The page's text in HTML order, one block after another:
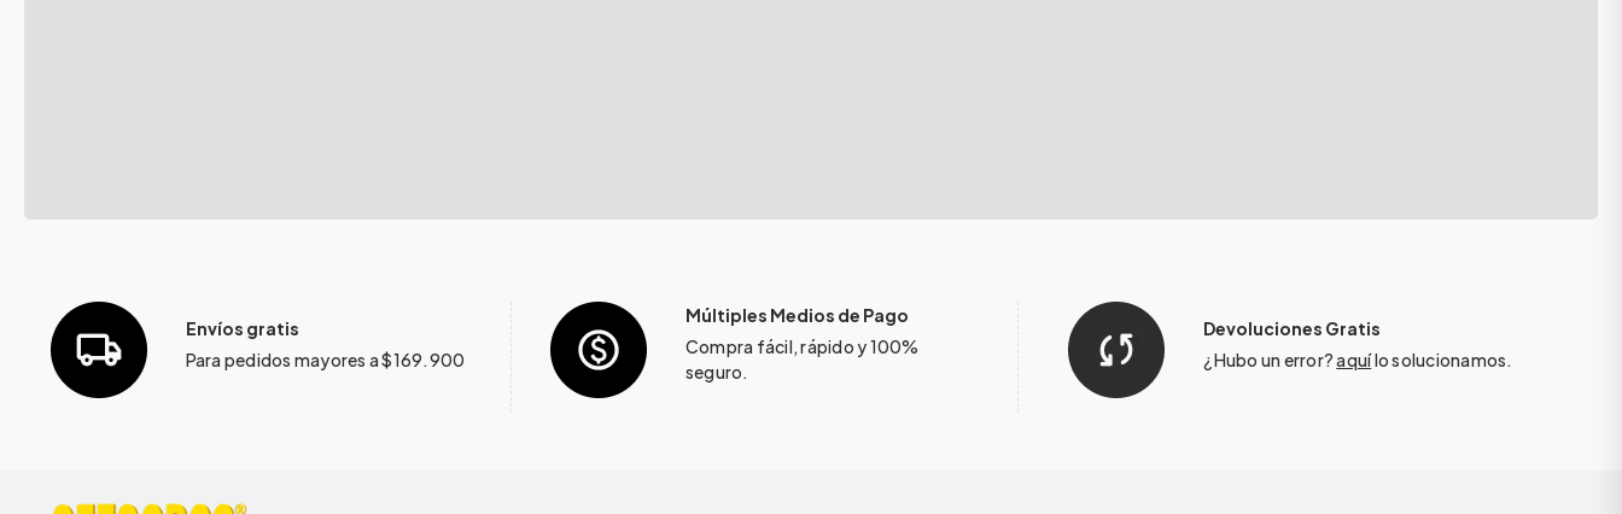
Envíos gratis
Para pedidos mayores a $169.900
Múltiples Medios de Pago
Compra fácil, rápido y 100%
seguro.
Devoluciones Gratis
¿Hubo un error?aquílo solucionamos.